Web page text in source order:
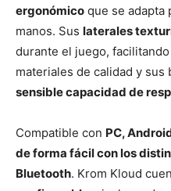
ergonómico que se adapta
manos. Sus laterales
durante el juego,
materiales de calidad y
sensible capacidad de
Compatible con PC,
de forma fácil con los
Bluetooth. Krom Kloud